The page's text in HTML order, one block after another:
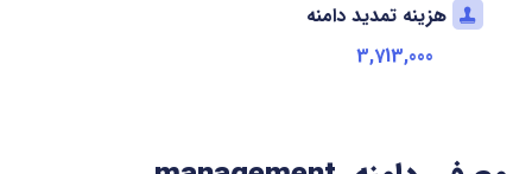
هزینه تمدید دامنه
3,713,000